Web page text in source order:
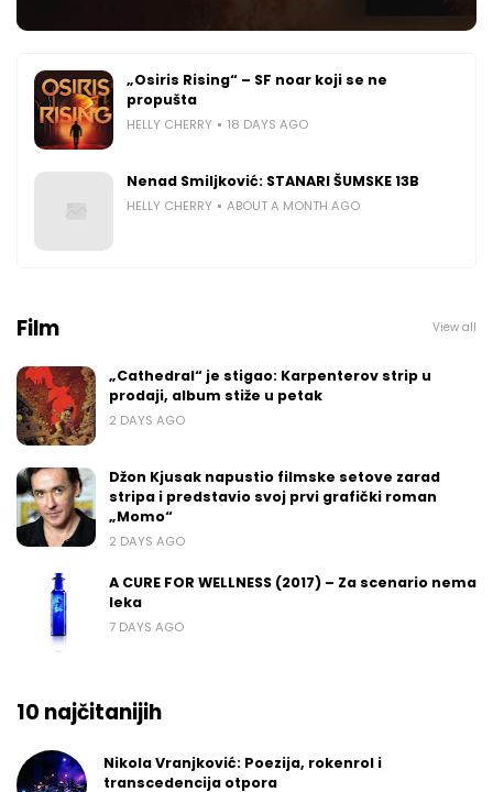
„Osiris Rising“ – SF noar koji se ne
propušta
HELLY CHERRY 18 DAYS AGO
Nenad Smiljković: STANARI ŠUMSKE 13B
HELLY CHERRY ABOUT A MONTH AGO
Film View all
„Cathedral“ je stigao: Karpenterov strip u
prodaji, album stiže u petak
2 DAYS AGO
Džon Kjusak napustio filmske setove zarad
stripa i predstavio svoj prvi grafički roman
„Momo“
2 DAYS AGO
A CURE FOR WELLNESS (2017) – Za scenario nema
leka
7 DAYS AGO
10 najčitanijih
Nikola Vranjković: Poezija, rokenrol i
transcedencija otpora